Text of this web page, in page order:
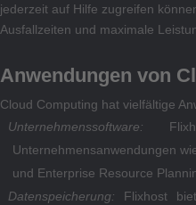
jederzeit auf Hilfe zugreifen
Ausfallzeiten und maximale
Anwendungen von
Cloud Computing hat vielfältige
Unternehmenssoftware:
Unternehmensanwendungen
und Enterprise Resource
Datenspeicherung: Flixhost